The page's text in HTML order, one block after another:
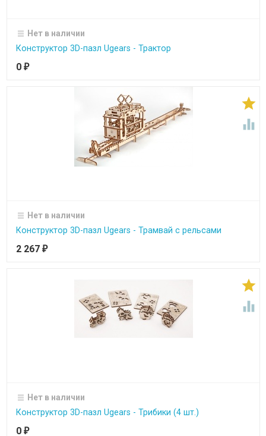
Нет в наличии
Конструктор 3D-пазл Ugears - Трактор
0 ₽


Нет в наличии
Конструктор 3D-пазл Ugears - Трамвай с рельсами
2 267 ₽


Нет в наличии
Конструктор 3D-пазл Ugears - Трибики (4 шт.)
0 ₽